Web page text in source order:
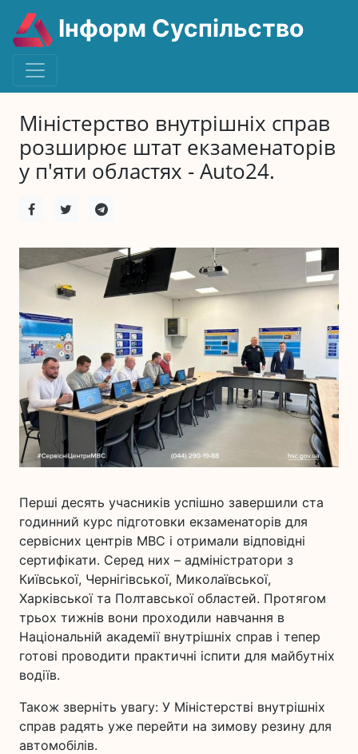
Інформ Суспільство
Міністерство внутрішніх справ
розширює штат екзаменаторів
у п'яти областях - Auto24.
Перші десять учасників успішно завершили ста
годинний курс підготовки екзаменаторів для
сервісних центрів МВС і отримали відповідні
сертифікати. Серед них – адміністратори з
Київської, Чернігівської, Миколаївської,
Харківської та Полтавської областей. Протягом
трьох тижнів вони проходили навчання в
Національній академії внутрішніх справ і тепер
готові проводити практичні іспити для майбутніх
водіїв.
Також зверніть увагу: У Міністерстві внутрішніх
справ радять уже перейти на зимову резину для
автомобілів.